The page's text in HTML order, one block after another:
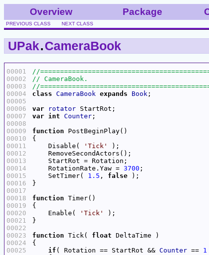
Overview Package
PREVIOUS CLASS NEXT CLASS
UPak.CameraBook
00001
00002
00003
00004
00005
00006
00007
00008
00009
00010
00011
00012
00013
00014
00015
00016
00017
00018
00019
00020
00021
00022
00023
00024
00025
class CameraBook expands Book
var
rotator
var int Counter
function
    Disable(
'Tick'
    RotationRate.Yaw =
3700
    SetTimer(
1.5 , false
function
    Enable(
'Tick'
function Tick( float
if ( Rotation == StartRot && Counter == 1